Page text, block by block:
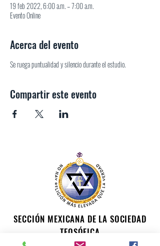
19 feb 2022, 6:00 a.m. – 7:00 a.m.
Evento Online
Acerca del evento
Se ruega puntualidad y silencio durante el estudio.
Compartir este evento
SECCIÓN MEXICANA DE LA SOCIEDAD
TEOSÓFICA